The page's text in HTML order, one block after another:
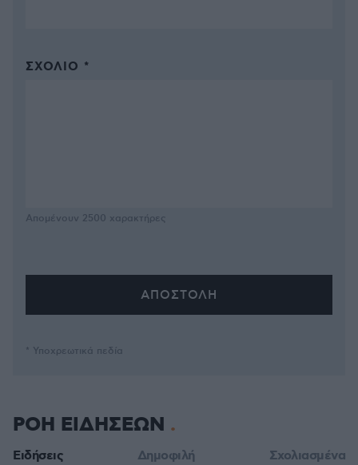
ΣΧΌΛΙΟ *
Απομένουν 2500 χαρακτήρες
* Υποχρεωτικά πεδία
ΡΟΗ ΕΙΔΗΣΕΩΝ
Ειδήσεις Δημοφιλή Σχολιασμένα